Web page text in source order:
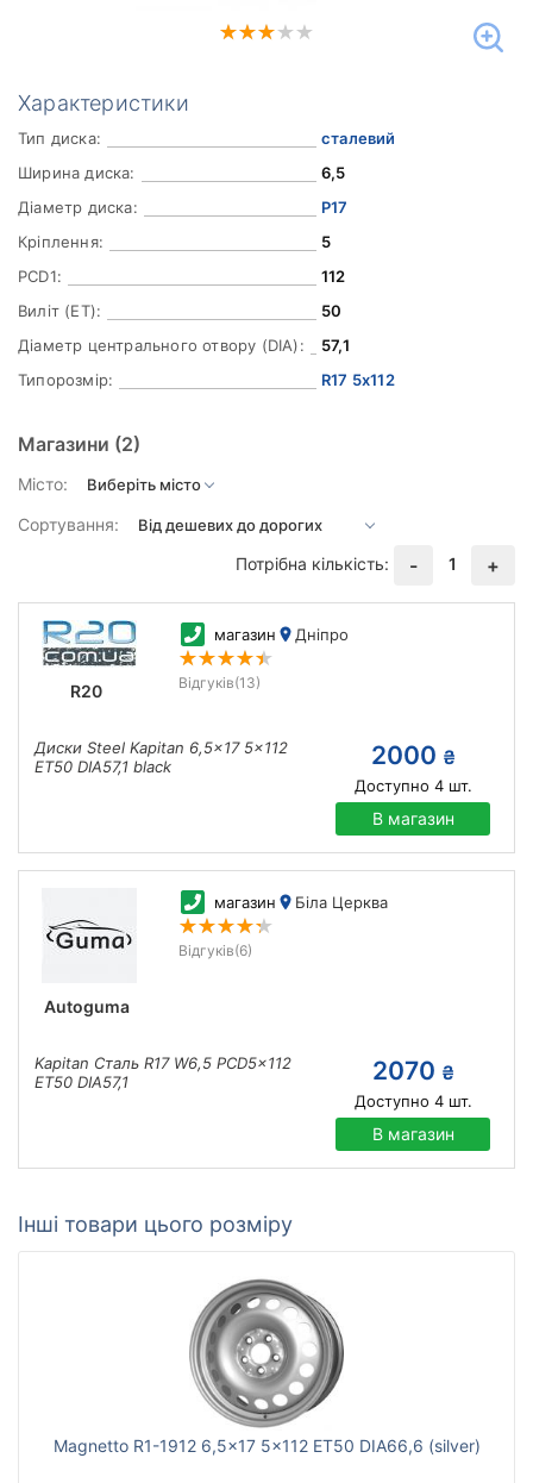
Характеристики
Тип диска:
сталевий
Ширина диска:
6,5
Діаметр диска:
Р17
Кріплення:
5
PCD1:
112
Виліт (ET):
50
Діаметр центрального отвору (DIA):
57,1
Типорозмір:
R17 5x112
Магазини (2)
Місто:
Сортування:
Потрібна кількість:
- 1 +
R20
магазин Дніпро
Відгуків(13)
Диски Steel Kapitan 6,5x17 5x112
ET50 DIA57,1 black
2000 ₴
Доступно 4шт.
В магазин
Autoguma
магазин Біла Церква
Відгуків(6)
Kapitan Сталь R17 W6,5 PCD5x112
ET50 DIA57,1
2070 ₴
Доступно 4шт.
В магазин
Інші товари цього розміру
Magnetto R1-1912 6,5x17 5x112 ET50 DIA66,6 (silver)